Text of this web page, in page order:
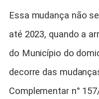
Essa mudança não
até 2023, quando a
do Município do
decorre das
Complementar n°